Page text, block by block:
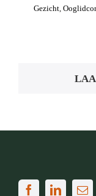
Gezicht,